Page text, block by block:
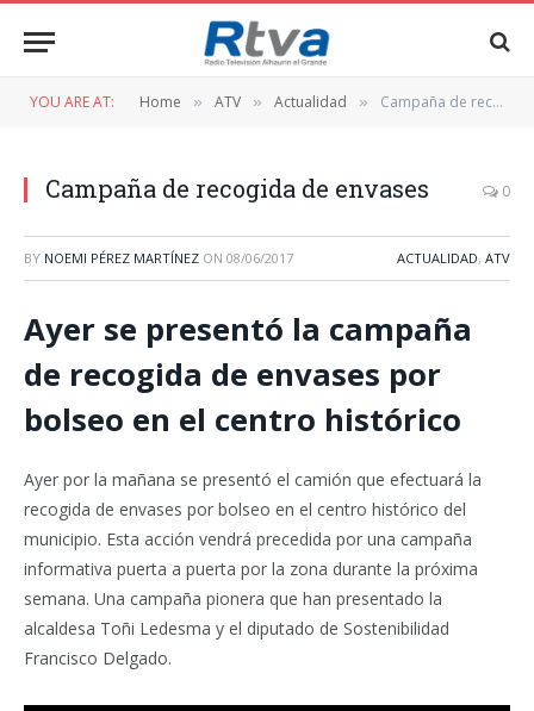
YOU ARE AT: Home » ATV » Actualidad » Campaña de recogida de envases
Campaña de recogida de envases 0
BY NOEMI PÉREZ MARTÍNEZ ON 08/06/2017 ACTUALIDAD, ATV
Ayer se presentó la campaña
de recogida de envases por
bolseo en el centro histórico
Ayer por la mañana se presentó el camión que efectuará la
recogida de envases por bolseo en el centro histórico del
municipio. Esta acción vendrá precedida por una campaña
informativa puerta a puerta por la zona durante la próxima
semana. Una campaña pionera que han presentado la
alcaldesa Toñi Ledesma y el diputado de Sostenibilidad
Francisco Delgado.